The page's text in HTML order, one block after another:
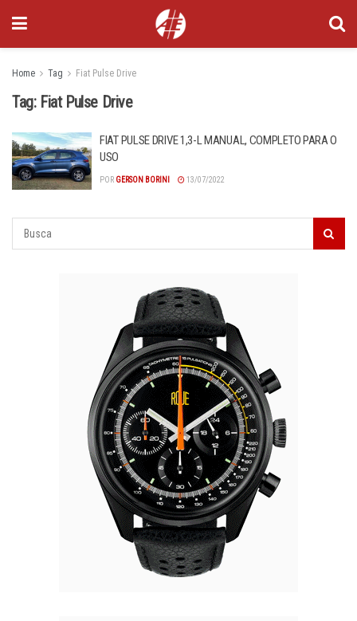
Home Tag Fiat Pulse Drive
Tag: Fiat Pulse Drive
FIAT PULSE DRIVE 1,3-L MANUAL, COMPLETO PARA O
USO
POR GERSON BORINI 13/07/2022